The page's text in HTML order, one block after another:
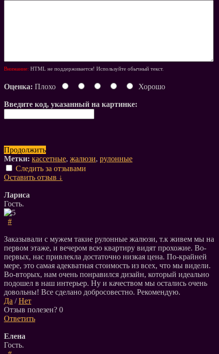
Внимание: HTML не поддерживается! Используйте обычный текст.
Оценка: Плохо Хорошо
Введите код, указанный на картинке:
Продолжить
Метки: кассетные, жалюзи, рулонные
Следить за отзывами
Оставить отзыв ↓
Лариса
Гость.
#
Заказывали с мужем такие рулонные жалюзи, т.к живем мы на
первом этаже, и вечером всю квартиру видят прохожие. Во-
первых, нас привлекла достаточно низкая цена. По-крайней
мере, это самая адекватная стоимость из всех, что мы видели.
Во-вторых, нам очень понравился дизайн, который идеально
подошел в наш интерьер. Ну и качеством мы остались очень
довольны! Все сделано добросовестно. Рекомендую.
Да /Нет
Отзыв полезен? 0
Ответить
Елена
Гость.